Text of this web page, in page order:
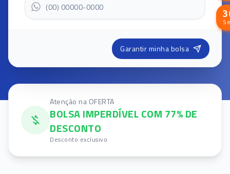
Garantir minha bolsa
Atenção na OFERTA
BOLSA IMPERDÍVEL COM 77% DE
DESCONTO
Desconto exclusivo